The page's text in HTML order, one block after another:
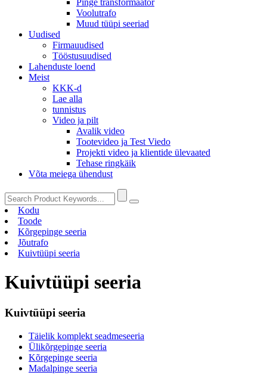
Pinge transformaator
Voolutrafo
Muud tüüpi seeriad
Uudised
Firmauudised
Tööstusuudised
Lahenduste loend
Meist
KKK-d
Lae alla
tunnistus
Video ja pilt
Avalik video
Tootevideo ja Test Viedo
Projekti video ja klientide ülevaated
Tehase ringkäik
Võta meiega ühendust
Kodu
Toode
Kõrgepinge seeria
Jõutrafo
Kuivtüüpi seeria
Kuivtüüpi seeria
Kuivtüüpi seeria
Täielik komplekt seadmeseeria
Ülikõrgepinge seeria
Kõrgepinge seeria
Madalpinge seeria